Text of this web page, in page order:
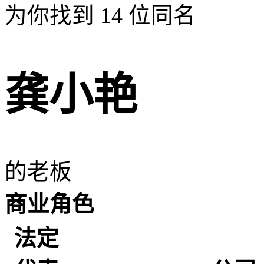
为你找到 14 位同名
龚小艳
的老板
商业角色
法定